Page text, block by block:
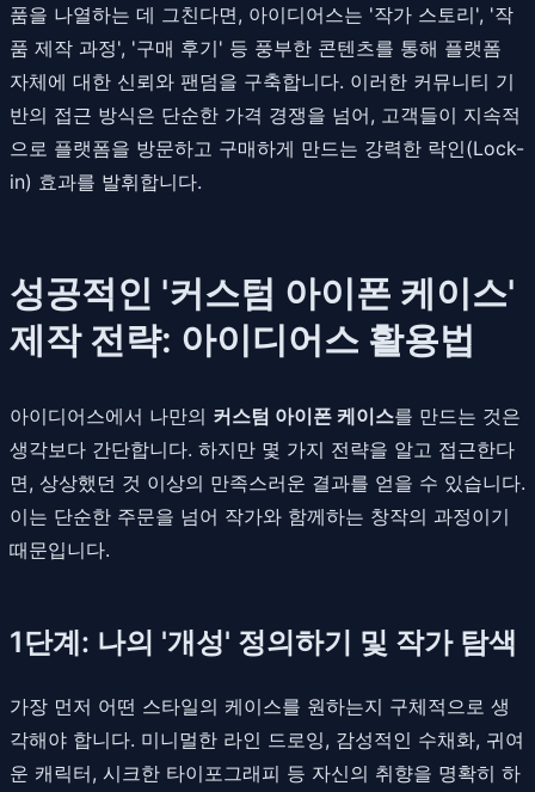
품을 나열하는 데 그친다면, 아이디어스는 '작가 스토리', '작
품 제작 과정', '구매 후기' 등 풍부한 콘텐츠를 통해 플랫폼
자체에 대한 신뢰와 팬덤을 구축합니다. 이러한 커뮤니티 기
반의 접근 방식은 단순한 가격 경쟁을 넘어, 고객들이 지속적
으로 플랫폼을 방문하고 구매하게 만드는 강력한 락인(Lock-
in) 효과를 발휘합니다.
성공적인 '커스텀 아이폰 케이스'
제작 전략: 아이디어스 활용법
아이디어스에서 나만의 커스텀 아이폰 케이스를 만드는 것은
생각보다 간단합니다. 하지만 몇 가지 전략을 알고 접근한다
면, 상상했던 것 이상의 만족스러운 결과를 얻을 수 있습니다.
이는 단순한 주문을 넘어 작가와 함께하는 창작의 과정이기
때문입니다.
1단계: 나의 '개성' 정의하기 및 작가 탐색
가장 먼저 어떤 스타일의 케이스를 원하는지 구체적으로 생
각해야 합니다. 미니멀한 라인 드로잉, 감성적인 수채화, 귀여
운 캐릭터, 시크한 타이포그래피 등 자신의 취향을 명확히 하